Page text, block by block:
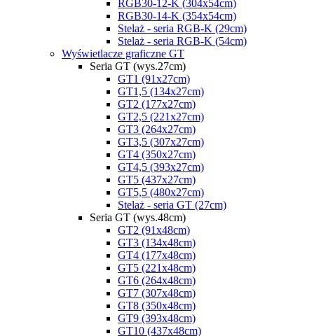
RGB30-12-K (304x54cm)
RGB30-14-K (354x54cm)
Stelaż - seria RGB-K (29cm)
Stelaż - seria RGB-K (54cm)
Wyświetlacze graficzne GT
Seria GT (wys.27cm)
GT1 (91x27cm)
GT1,5 (134x27cm)
GT2 (177x27cm)
GT2,5 (221x27cm)
GT3 (264x27cm)
GT3,5 (307x27cm)
GT4 (350x27cm)
GT4,5 (393x27cm)
GT5 (437x27cm)
GT5,5 (480x27cm)
Stelaż - seria GT (27cm)
Seria GT (wys.48cm)
GT2 (91x48cm)
GT3 (134x48cm)
GT4 (177x48cm)
GT5 (221x48cm)
GT6 (264x48cm)
GT7 (307x48cm)
GT8 (350x48cm)
GT9 (393x48cm)
GT10 (437x48cm)